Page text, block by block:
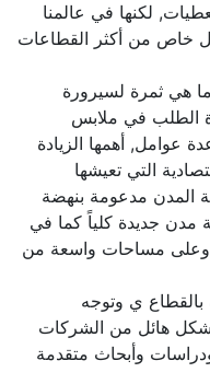
لكنها في عالمنا
خاص من أكثر القطاعات
هي ثمرة لسيرورة
الطلب في ملابس
أهمها الزيادة
التي تعيشها
مدعومة بنهضة
مدن جديدة كلياً كما في
مساحات واسعة من
ي وتوجه
هائل من الشركات
وأبحاث متقدمة